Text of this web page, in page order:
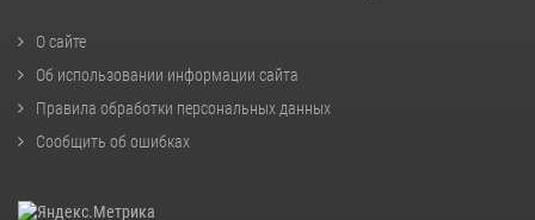
О сайте
Об использовании информации сайта
Правила обработки персональных данных
Сообщить об ошибках